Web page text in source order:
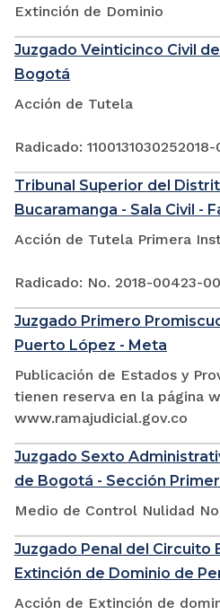
Extinción de Dominio
Juzgado Veinticinco Civil
Bogotá
Acción de Tutela
Radicado:
Tribunal Superior del
Bucaramanga - Sala Civil -
Acción de Tutela Primera
Radicado: No. 2018-00423-00
Juzgado Primero
Puerto López - Meta
Publicación de Estados y
tienen reserva en la página
www.ramajudicial.gov.co
Juzgado Sexto
de Bogotá - Sección
Medio de Control Nulidad
Juzgado Penal del Circuito
Extinción de Dominio de
Acción de Extinción de